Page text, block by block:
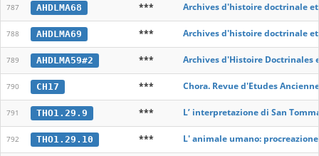
787 AHDLMA68 *** Archives d'histoire doctrinale
788 AHDLMA69 *** Archives d'histoire doctrinale
789 AHDLMA59#2 *** Archives d'Histoire Doctrinales
790 CH17 *** Chora. Revue d'Etudes
791 THO1.29.9 *** L’ interpretazione di San
792 THO1.29.10 *** L' animale umano: